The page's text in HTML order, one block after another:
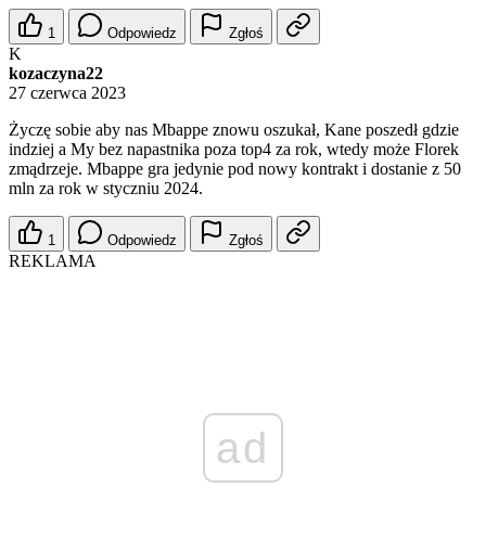
1 Odpowiedz Zgłoś
K
kozaczyna22
27 czerwca 2023
Życzę sobie aby nas Mbappe znowu oszukał, Kane poszedł gdzie
indziej a My bez napastnika poza top4 za rok, wtedy może Florek
zmądrzeje. Mbappe gra jedynie pod nowy kontrakt i dostanie z 50
mln za rok w styczniu 2024.
1 Odpowiedz Zgłoś
REKLAMA
ad